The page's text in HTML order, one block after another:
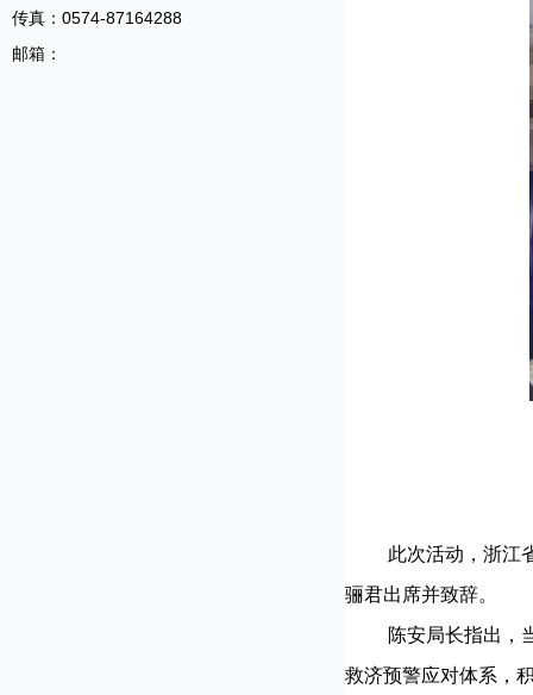
传真：0574-87164288
邮箱：
此次活动，浙江省
骊君出席并致辞。
陈安局长指出，当
救济预警应对体系，